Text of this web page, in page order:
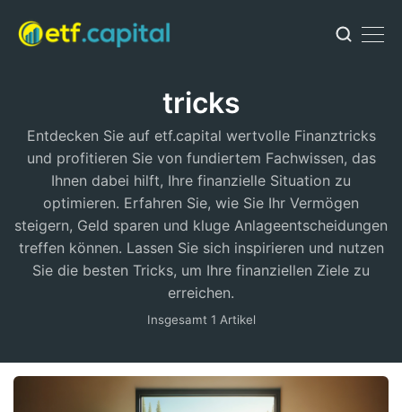
tricks
Entdecken Sie auf etf.capital wertvolle Finanztricks
und profitieren Sie von fundiertem Fachwissen, das
Ihnen dabei hilft, Ihre finanzielle Situation zu
optimieren. Erfahren Sie, wie Sie Ihr Vermögen
steigern, Geld sparen und kluge Anlageentscheidungen
treffen können. Lassen Sie sich inspirieren und nutzen
Sie die besten Tricks, um Ihre finanziellen Ziele zu
erreichen.
Insgesamt 1 Artikel